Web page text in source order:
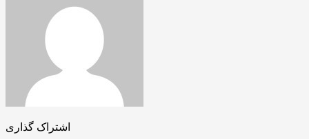
اشتراک گذاری